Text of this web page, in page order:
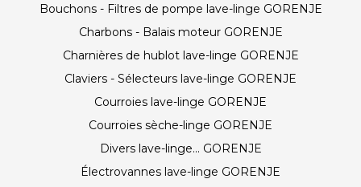
Bouchons - Filtres de pompe lave-linge GORENJE
Charbons - Balais moteur GORENJE
Charnières de hublot lave-linge GORENJE
Claviers - Sélecteurs lave-linge GORENJE
Courroies lave-linge GORENJE
Courroies sèche-linge GORENJE
Divers lave-linge... GORENJE
Électrovannes lave-linge GORENJE